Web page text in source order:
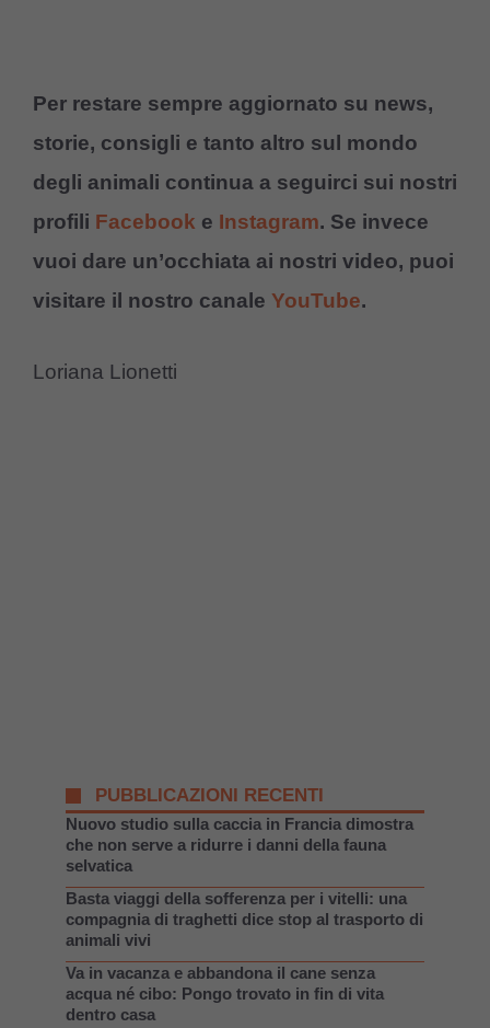
Per restare sempre aggiornato su news,
storie, consigli e tanto altro sul mondo
degli animali continua a seguirci sui nostri
profili Facebook e Instagram. Se invece
vuoi dare un’occhiata ai nostri video, puoi
visitare il nostro canale YouTube.
Loriana Lionetti
PUBBLICAZIONI RECENTI
Nuovo studio sulla caccia in Francia dimostra
che non serve a ridurre i danni della fauna
selvatica
Basta viaggi della sofferenza per i vitelli: una
compagnia di traghetti dice stop al trasporto di
animali vivi
Va in vacanza e abbandona il cane senza
acqua né cibo: Pongo trovato in fin di vita
dentro casa